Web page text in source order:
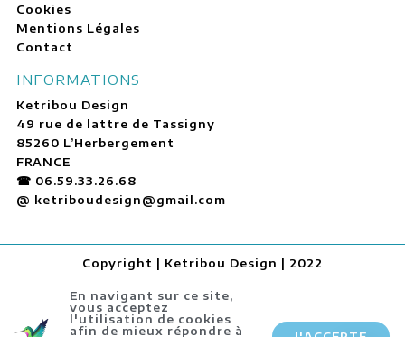
Cookies
Mentions Légales
Contact
INFORMATIONS
Ketribou Design
49 rue de lattre de Tassigny
85260 L’Herbergement
FRANCE
☎ 06.59.33.26.68
@ ketriboudesign@gmail.com
Copyright | Ketribou Design | 2022
En navigant sur ce site,
vous acceptez
l'utilisation de cookies
afin de mieux répondre à